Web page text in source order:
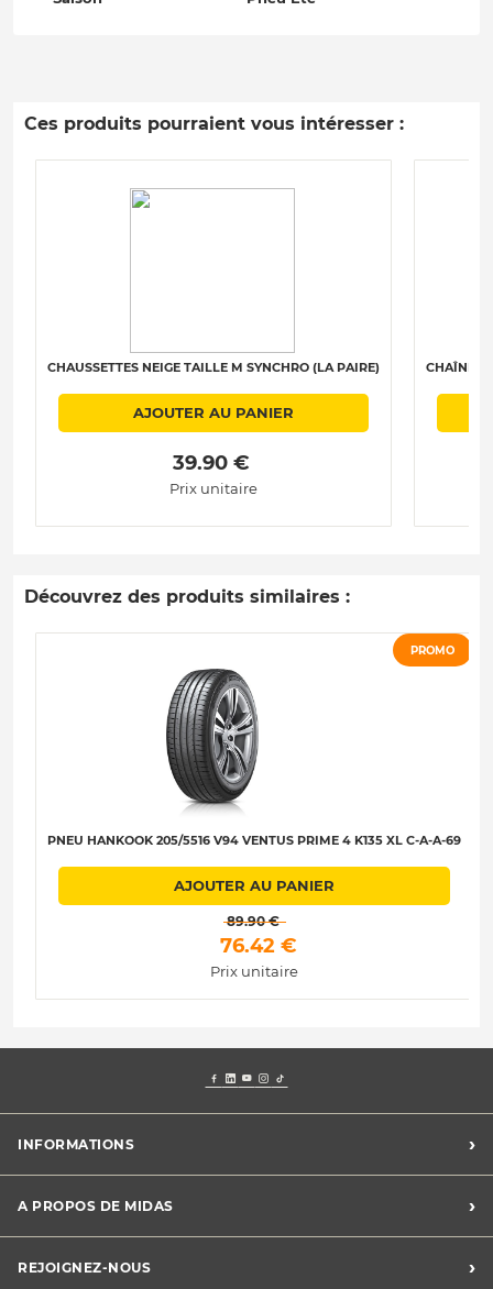
Ces produits pourraient vous intéresser :
CHAUSSETTES NEIGE TAILLE M SYNCHRO (LA PAIRE)
AJOUTER AU PANIER
39.90 €
Prix unitaire
CHAÎNES
Découvrez des produits similaires :
PROMO
PNEU HANKOOK 205/5516 V94 VENTUS PRIME 4 K135 XL C-A-A-69
AJOUTER AU PANIER
89.90 €
76.42 €
Prix unitaire
INFORMATIONS ›
Charte des cookies
Charte des données personnelles
CGV
A PROPOS DE MIDAS ›
Midas France
REJOIGNEZ-NOUS ›